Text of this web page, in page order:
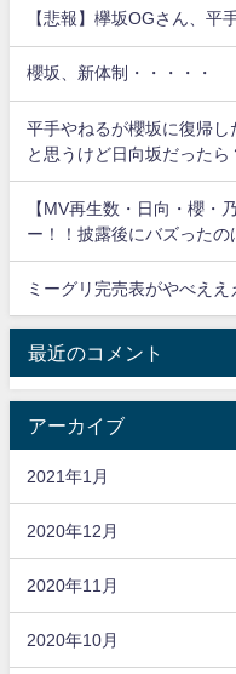
【悲報】欅坂OGさん、平
櫻坂、新体制・・・・・
平手やねるが櫻坂に復帰
と思うけど日向坂だったら
【MV再生数・日向・櫻・
ー！！披露後にバズったの
ミーグリ完売表がやべええ
最近のコメント
アーカイブ
2021年1月
2020年12月
2020年11月
2020年10月